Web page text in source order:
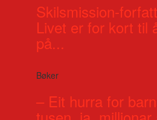
Skilsmission-
Livet er for kort til
på...
Bøker
– Eit hurra for